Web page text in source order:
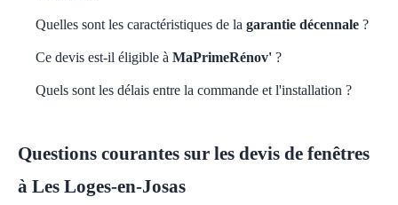
Quelles sont les caractéristiques de la garantie décennale ?
Ce devis est-il éligible à MaPrimeRénov' ?
Quels sont les délais entre la commande et l'installation ?
Questions courantes sur les devis de fenêtres
à Les Loges-en-Josas